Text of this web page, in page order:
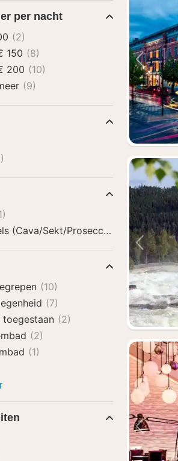
per nacht
(2)
tot € 150 (8)
tot € 200 (10)
meer (9)
(Cava/Sekt/Prosecco)
(10)
(7)
toegestaan (2)
(2)
(1)
Faciliteiten